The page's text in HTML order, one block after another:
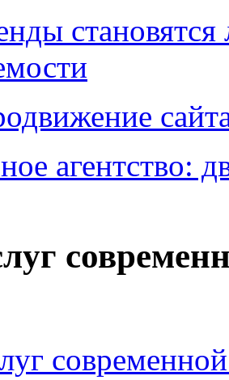
агентство: